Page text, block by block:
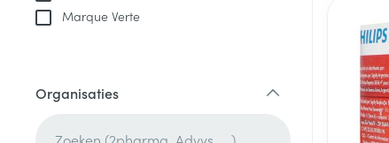
Marque Verte
Organisaties